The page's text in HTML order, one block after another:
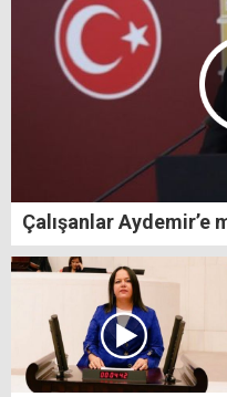
Çalışanlar Aydemir’e